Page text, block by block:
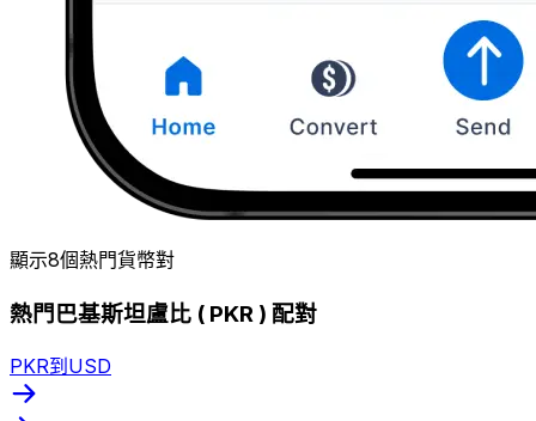
顯示8個熱門貨幣對
熱門巴基斯坦盧比 ( PKR ) 配對
PKR到USD